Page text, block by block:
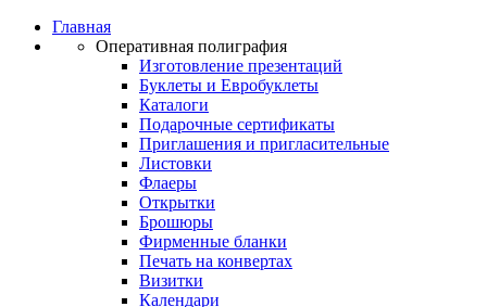
Главная
Оперативная полиграфия
Изготовление презентаций
Буклеты и Eвробуклеты
Каталоги
Подарочные сертификаты
Приглашения и пригласительные
Листовки
Флаеры
Открытки
Брошюры
Фирменные бланки
Печать на конвертах
Визитки
Календари